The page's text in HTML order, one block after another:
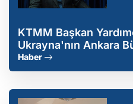
KTMM Başkan
Ukrayna'nın Ankara
Haber